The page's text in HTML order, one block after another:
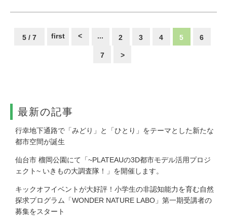
5 / 7 first < ... 2 3 4 5 6
7 >
最新の記事
⾏幸地下通路で「みどり」と「ひとり」をテーマとした新たな
都市空間が誕生
仙台市 榴岡公園にて「~PLATEAUの3D都市モデル活用プロジ
ェクト~ いきもの大調査隊！」を開催します。
キックオフイベントが大好評！小学生の非認知能力を育む自然
探求プログラム「WONDER NATURE LABO」第一期受講者の
募集をスタート